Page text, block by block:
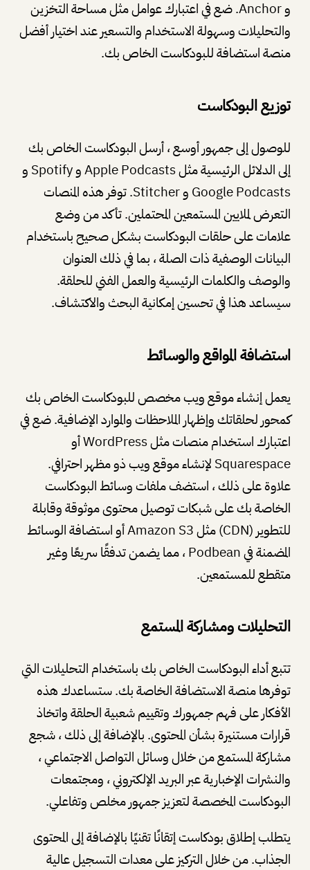
و Anchor. ضع في اعتبارك عوامل مثل مساحة التخزين
والتحليلات وسهولة الاستخدام والتسعير عند اختيار أفضل
منصة استضافة للبودكاست الخاص بك.
توزيع البودكاست
للوصول إلى جمهور أوسع ، أرسل البودكاست الخاص بك
إلى الدلائل الرئيسية مثل Apple Podcasts و Spotify و
Google Podcasts و Stitcher. توفر هذه المنصات
التعرض لملايين المستمعين المحتملين. تأكد من وضع
علامات على حلقات البودكاست بشكل صحيح باستخدام
البيانات الوصفية ذات الصلة ، بما في ذلك العنوان
والوصف والكلمات الرئيسية والعمل الفني للحلقة.
سيساعد هذا في تحسين إمكانية البحث والاكتشاف.
استضافة المواقع والوسائط
يعمل إنشاء موقع ويب مخصص للبودكاست الخاص بك
كمحور لحلقاتك وإظهار الملاحظات والموارد الإضافية. ضع في
اعتبارك استخدام منصات مثل WordPress أو
Squarespace لإنشاء موقع ويب ذو مظهر احترافي.
علاوة على ذلك ، استضف ملفات وسائط البودكاست
الخاصة بك على شبكات توصيل محتوى موثوقة وقابلة
للتطوير (CDN) مثل Amazon S3 أو استضافة الوسائط
المضمنة في Podbean ، مما يضمن تدفقًا سريعًا وغير
متقطع للمستمعين.
التحليلات ومشاركة المستمع
تتبع أداء البودكاست الخاص بك باستخدام التحليلات التي
توفرها منصة الاستضافة الخاصة بك. ستساعدك هذه
الأفكار على فهم جمهورك وتقييم شعبية الحلقة واتخاذ
قرارات مستنيرة بشأن المحتوى. بالإضافة إلى ذلك ، شجع
مشاركة المستمع من خلال وسائل التواصل الاجتماعي ،
والنشرات الإخبارية عبر البريد الإلكتروني ، ومجتمعات
البودكاست المخصصة لتعزيز جمهور مخلص وتفاعلي.
يتطلب إطلاق بودكاست إتقانًا تقنيًا بالإضافة إلى المحتوى
الجذاب. من خلال التركيز على معدات التسجيل عالية